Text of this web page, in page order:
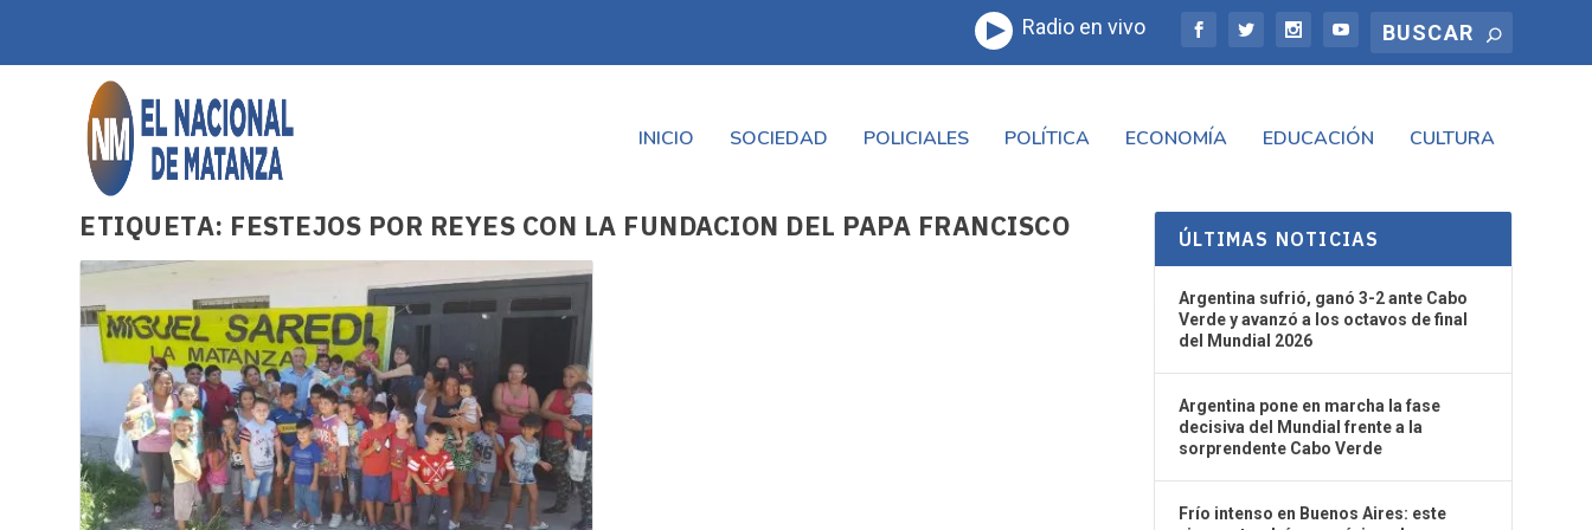
Radio en vivo
INICIO SOCIEDAD POLICIALES POLÍTICA ECONOMÍA EDUCACIÓN CULTURA
ETIQUETA: FESTEJOS POR REYES CON LA FUNDACION DEL PAPA FRANCISCO ÚLTIMAS NOTICIAS
Argentina sufrió, ganó 3-2 ante Cabo
Verde y avanzó a los octavos de final
del Mundial 2026
Argentina pone en marcha la fase
decisiva del Mundial frente a la
sorprendente Cabo Verde
Frío intenso en Buenos Aires: este